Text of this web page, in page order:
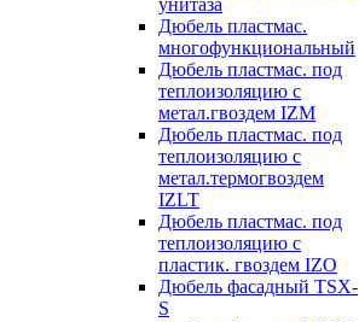
унитаза
Дюбель пластмас.
многофункциональный
Дюбель пластмас. под
теплоизоляцию с
метал.гвоздем IZM
Дюбель пластмас. под
теплоизоляцию с
метал.термогвоздем
IZLT
Дюбель пластмас. под
теплоизоляцию с
пластик. гвоздем IZO
Дюбель фасадный TSX-
S